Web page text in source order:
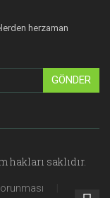
herzaman
GÖNDER
hakları saklıdır.